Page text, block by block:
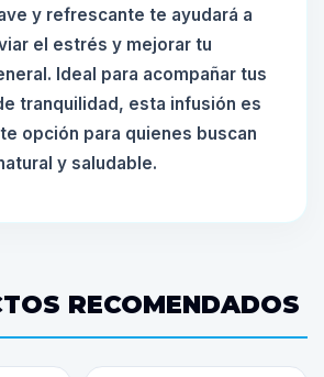
y refrescante te ayudará a
el estrés y mejorar tu
Ideal para acompañar tus
tranquilidad, esta infusión es
opción para quienes buscan
y saludable.
RECOMENDADOS